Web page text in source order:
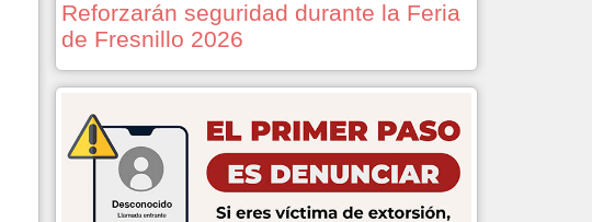
Reforzarán seguridad durante la Feria
de Fresnillo 2026